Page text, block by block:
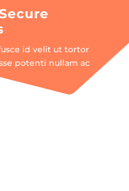
id velit ut tortor
potenti nullam ac